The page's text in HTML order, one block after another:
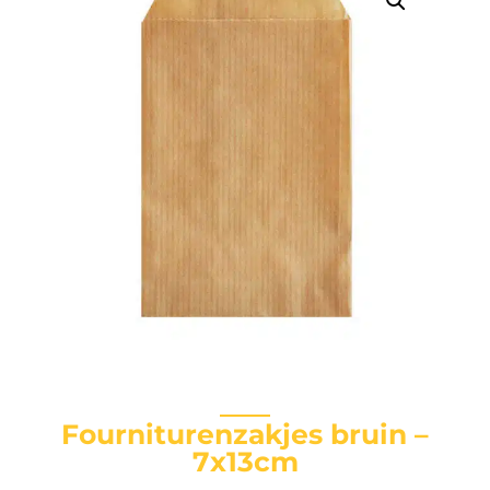
Fourniturenzakjes bruin –
7x13cm